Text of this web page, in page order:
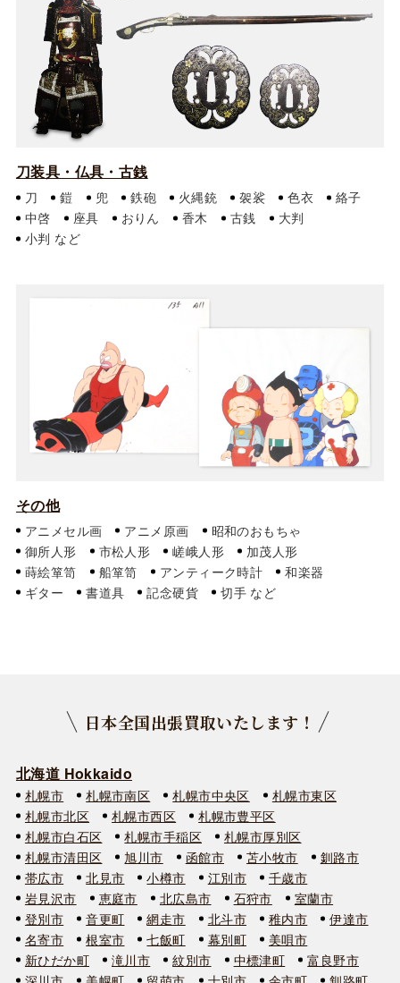
刀装具・仏具・古銭
刀 鎧 兜 鉄砲 火縄銃 袈裟 色衣
絡子
中啓
座具 おりん 香木 古銭
大判
小判
その他
アニメセル画 アニメ原画
昭和のおもちゃ
御所人形
市松人形 嵯峨人形
加茂人形
蒔絵箪笥
船箪笥 アンティーク時計
和楽器
ギター
書道具 記念硬貨 切手
日本全国出張買取いたします！
北海道 Hokkaido
札幌市 札幌市南区 札幌市中央区
札幌市東区
札幌市北区
札幌市西区
札幌市豊平区
札幌市白石区
札幌市手稲区
札幌市厚別区
札幌市清田区
旭川市 函館市 苫小牧市
釧路市
帯広市
北見市 小樽市 江別市
千歳市
岩見沢市
恵庭市 北広島市 石狩市
室蘭市
登別市
音更町 網走市 北斗市 稚内市
伊達市
名寄市
根室市 七飯町 幕別町
美唄市
新ひだか町
滝川市 紋別市 中標津町
富良野市